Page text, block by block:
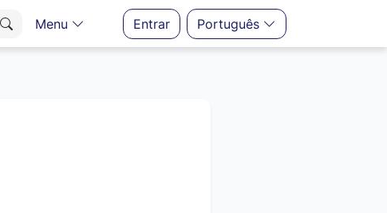
Menu Entrar Português